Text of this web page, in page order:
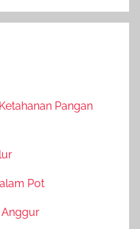
Pangan
Pot
Anggur